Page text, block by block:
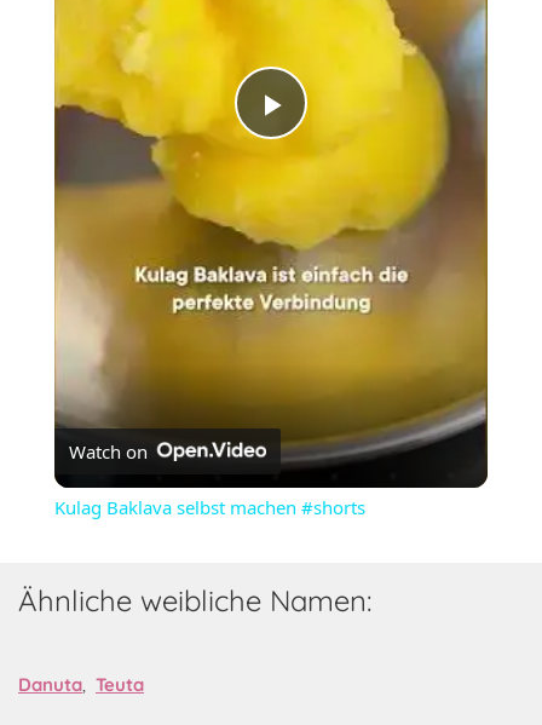
Play
Video
Watch on
Kulag Baklava selbst machen #shorts
Ähnliche weibliche Namen:
Danuta, Teuta